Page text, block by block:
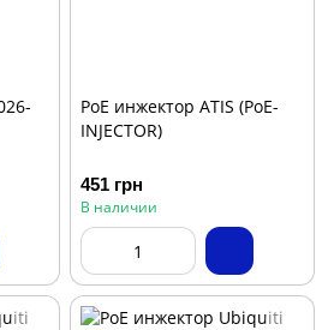
PoE инжектор ATIS (PoE-
INJECTOR)
451 грн
В наличии